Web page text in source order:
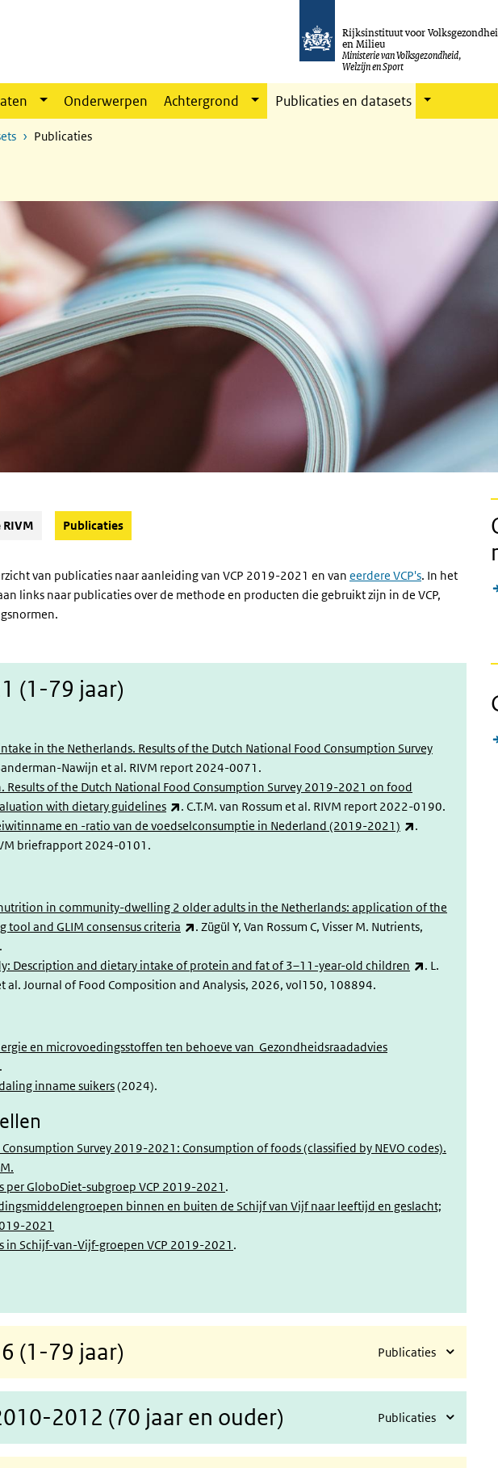
Rijksinstituut voor
en Milieu
Ministerie van Volksgezondheid,
Welzijn en Sport
Onderwerpen Achtergrond Publicaties en datasets
Publicaties
RIVM Publicaties(Actieve knop)
van publicaties naar aanleiding van VCP 2019-2021 en van eerdere VCP's. In het
links naar publicaties over de methode en producten die gebruikt zijn in de VCP,
(1-79 jaar)
in the Netherlands. Results of the Dutch National Food Consumption Survey
link)
Nawijn et al. RIVM report 2024-0071.
Results of the Dutch National Food Consumption Survey 2019-2021 on food
with dietary guidelines
(externe link)
. C.T.M. van Rossum et al. RIVM report 2022-0190.
en -ratio van de voedselconsumptie in Nederland (2019-2021)
(externe link)
.
briefrapport 2024-0101.
in community-dwelling 2 older adults in the Netherlands: application of the
tool and GLIM consensus criteria
(externe link)
. Zügül Y, Van Rossum C, Visser M. Nutrients,
Description and dietary intake of protein and fat of 3–11-year-old children
(externe link)
. L.
al. Journal of Food Composition and Analysis, 2026, vol150, 108894.
en microvoedingsstoffen ten behoeve van Gezondheidsraadadvies
inname suikers(2024).
Survey 2019-2021: Consumption of foods (classified by NEVO codes).
per GloboDiet-subgroep VCP 2019-2021 .
binnen en buiten de Schijf van Vijf naar leeftijd en geslacht;
2021
in Schijf-van-Vijf-groepen VCP 2019-2021 .
(1-79 jaar) Publicaties
2012 (70 jaar en ouder) Publicaties